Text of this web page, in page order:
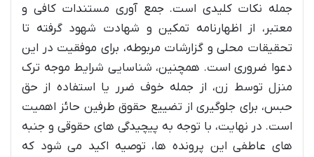
جمله نکات کلیدی است. جمع آوری مستندات کافی و
معتبر، از اظهارنامه تمکین و شهادت شهود گرفته تا
تحقیقات محلی و گزارشات مربوطه، برای موفقیت در این
دعوا ضروری است. همچنین، شناسایی شرایط موجه ترک
منزل توسط زن، از جمله خوف ضرر یا استفاده از حق
حبس، برای جلوگیری از تضییع حقوق طرفین حائز اهمیت
است. در نهایت، با توجه به پیچیدگی های حقوقی و جنبه
های عاطفی این پرونده ها، توصیه اکید می شود که